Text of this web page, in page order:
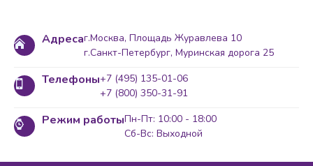
Адресаг.Москва, Площадь Журавлева 10
г.Санкт-Петербург, Муринская дорога 25
Телефоны+7 (495) 135-01-06
+7 (800) 350-31-91
Режим работыПн-Пт: 10:00 - 18:00
Сб-Вс: Выходной